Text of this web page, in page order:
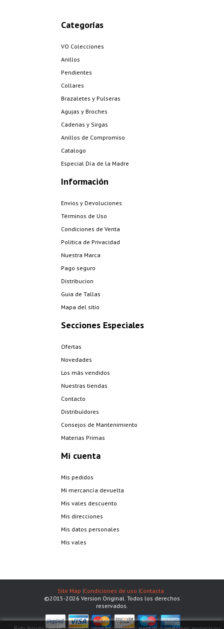
Categorías
VO Colecciones
Anillos
Pendientes
Collares
Brazaletes y Pulseras
Agujas y Broches
Cadenas y Sirgas
Anillos de Compromiso
Catalogo
Especial Día de la Madre
Información
Envios y Devoluciones
Términos de Uso
Condiciones de Venta
Politica de Privacidad
Nuestra Marca
Pago seguro
Distribucion
Guia de Tallas
Mapa del sitio
Secciones Especiales
Ofertas
Novedades
Los más vendidos
Nuestras tiendas
Contacto
Distribuidores
Consejos de Mantenimiento
Materias Primas
Mi cuenta
Mis pedidos
Mi mercancía devuelta
Mis vales descuento
Mis direcciones
Mis datos personales
Mis vales
Site Map Condiciones de uso Contacta
©2015-2026 Version Original. Todos los derechos
reservados.